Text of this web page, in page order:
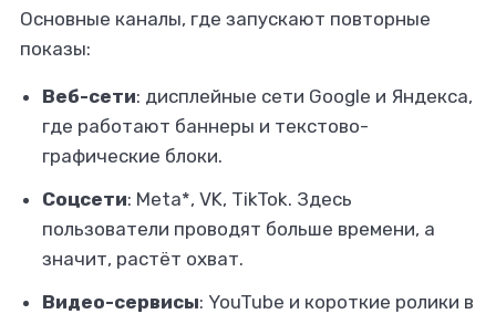
Основные каналы, где запускают повторные
показы:
Веб-сети: дисплейные сети Google и Яндекса,
где работают баннеры и текстово-
графические блоки.
Соцсети: Meta*, VK, TikTok. Здесь
пользователи проводят больше времени, а
значит, растёт охват.
Видео-сервисы: YouTube и короткие ролики в